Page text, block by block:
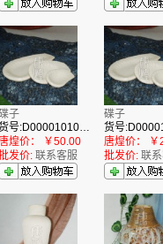
子
货号:D00001010867
煌价：
￥50.00
发价: 联系客服
碟子
唐煌价：
￥
批发价: 联